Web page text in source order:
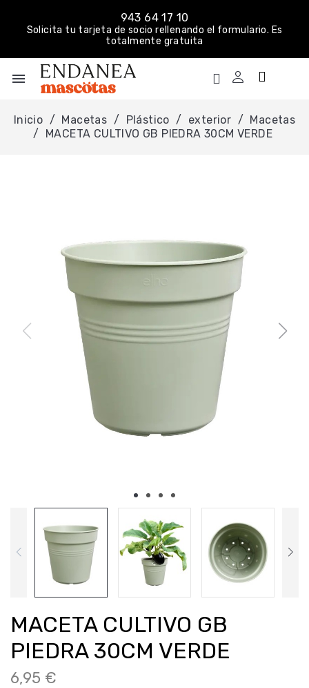
943 64 17 10
Solicita tu tarjeta de socio rellenando el formulario. Es
totalmente gratuita
menu
Inicio Macetas Plástico exterior
Macetas
MACETA CULTIVO GB PIEDRA 30CM VERDE
MACETA CULTIVO GB
PIEDRA 30CM VERDE
6,95 €